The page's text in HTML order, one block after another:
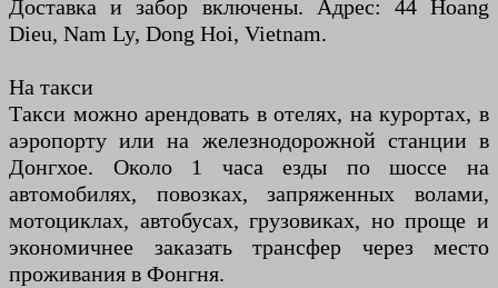
Доставка и забор включены. Адрес: 44 Hoang
Dieu, Nam Ly, Dong Hoi, Vietnam.
На такси
Такси можно арендовать в отелях, на курортах, в
аэропорту или на железнодорожной станции в
Донгхое. Около 1 часа езды по шоссе на
автомобилях, повозках, запряженных волами,
мотоциклах, автобусах, грузовиках, но проще и
экономичнее заказать трансфер через место
проживания в Фонгня.